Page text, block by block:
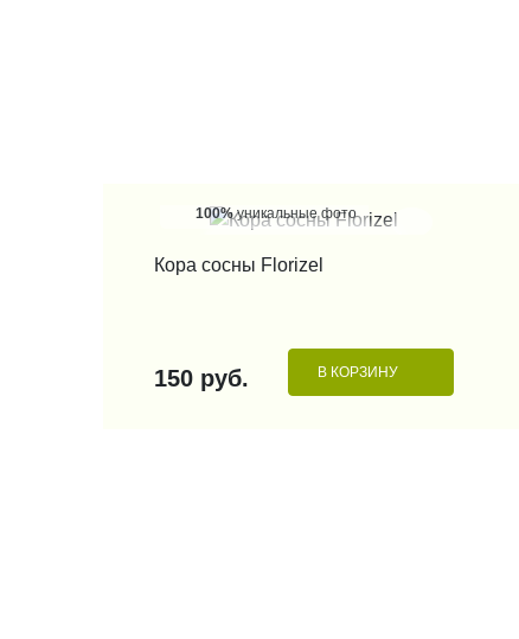
100%уникальные фото
Кора сосны Florizel
150 руб. В КОРЗИНУ